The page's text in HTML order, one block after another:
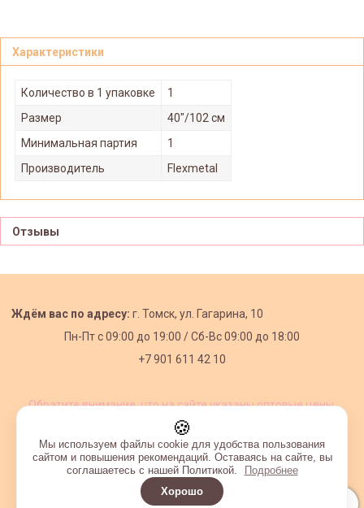
Характеристики
Количество в 1 упаковке
1
Размер
40"/102 см
Минимальная партия
1
Производитель
Flexmetal
Отзывы
Ждём вас по адресу: г. Томск, ул. Гагарина, 10
Пн-Пт с09:00 до 19:00 /Сб-Вс 09:00 до 18:00
+7 901 611 42 10
Обратите внимание, что на сайте указаны оптовые цены,
Интернет-магазин создан на InSales
🍪
Мы используем файлы cookie для удобства пользования
сайтом и повышения рекомендаций. Оставаясь на сайте, вы
соглашаетесь с нашей Политикой.
Подробнее
Хорошо